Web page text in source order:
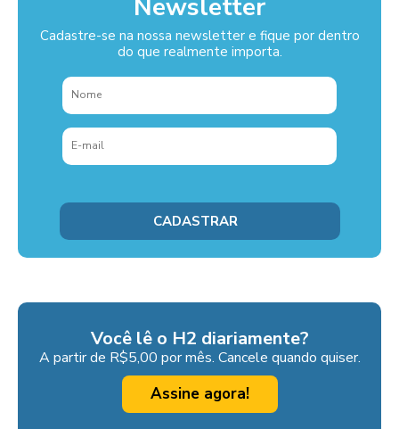
Newsletter
Cadastre-se na nossa newsletter e fique por dentro
do que realmente importa.
Você lê o H2 diariamente?
A partir de R$5,00 por mês. Cancele quando quiser.
Assine agora!